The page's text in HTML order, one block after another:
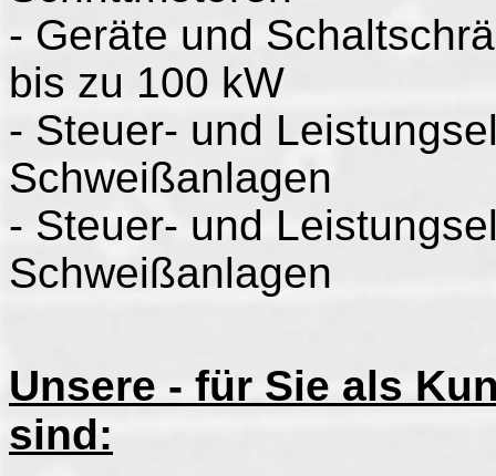
- Geräte und
bis zu 100 kW
- Steuer- und
Schweißanlagen
- Steuer- und
Schweißanlagen
Unsere - für Sie als
sind: